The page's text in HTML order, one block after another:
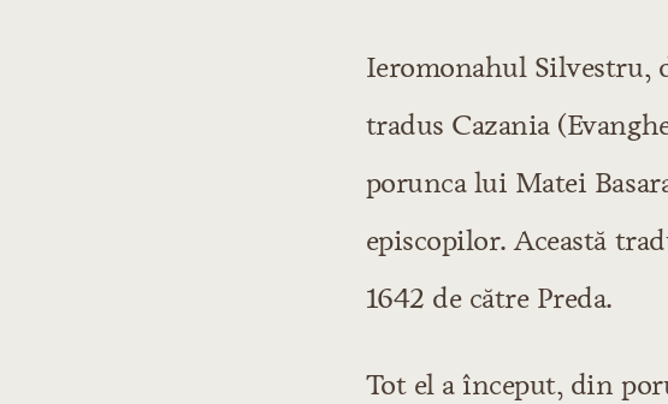
Ieromonahul Silvestru,
tradus Cazania
porunca lui Matei
episcopilor. Această
1642 de către Preda.
Tot el a început, din